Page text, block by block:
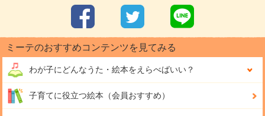
ミーテのおすすめコンテンツを見てみる
わが子にどんなうた・絵本をえらべばいい？
子育てに役立つ絵本（会員おすすめ）